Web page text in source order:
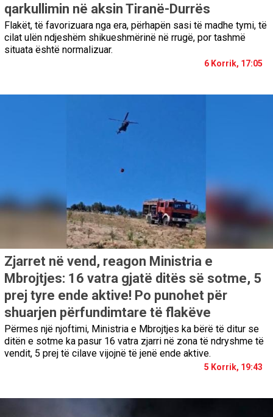
qarkullimin në aksin Tiranë-Durrës
Flakët, të favorizuara nga era, përhapën sasi të madhe tymi, të
cilat ulën ndjeshëm shikueshmërinë në rrugë, por tashmë
situata është normalizuar.
6 Korrik, 17:05
Zjarret në vend, reagon Ministria e
Mbrojtjes: 16 vatra gjatë ditës së sotme, 5
prej tyre ende aktive! Po punohet për
shuarjen përfundimtare të flakëve
Përmes një njoftimi, Ministria e Mbrojtjes ka bërë të ditur se
ditën e sotme ka pasur 16 vatra zjarri në zona të ndryshme të
vendit, 5 prej të cilave vijojnë të jenë ende aktive.
5 Korrik, 19:43